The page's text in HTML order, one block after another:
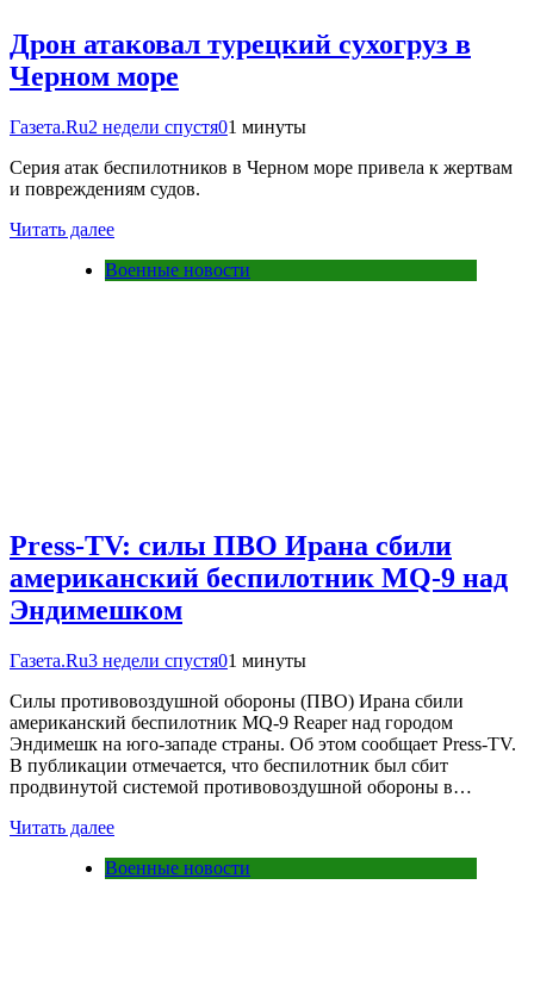
Дрон атаковал турецкий сухогруз в
Черном море
Газета.Ru2 недели спустя01 минуты
Серия атак беспилотников в Черном море привела к жертвам
и повреждениям судов.
Читать далее
Военные новости
Press-TV: силы ПВО Ирана сбили
американский беспилотник MQ-9 над
Эндимешком
Газета.Ru3 недели спустя01 минуты
Силы противовоздушной обороны (ПВО) Ирана сбили
американский беспилотник MQ-9 Reaper над городом
Эндимешк на юго-западе страны. Об этом сообщает Press-TV.
В публикации отмечается, что беспилотник был сбит
продвинутой системой противовоздушной обороны в…
Читать далее
Военные новости